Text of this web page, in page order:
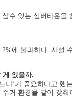
수 있는 실버타운을
에 불과하다. 시설
게 있을까.
냐’가 중요하다고 했
거 환경을 같이 갖